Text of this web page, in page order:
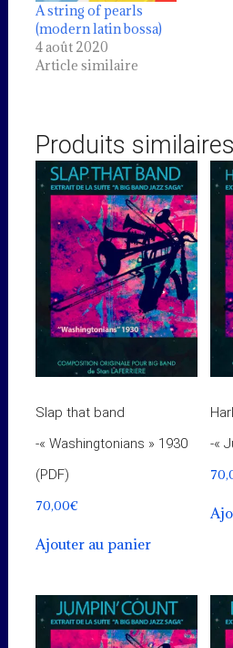
A string of pearls
(modern latin bossa)
4 août 2020
Article similaire
Produits similaires
Slap that band
-« Washingtonians » 1930
(PDF)
70,00€
Ajouter au panier
-«